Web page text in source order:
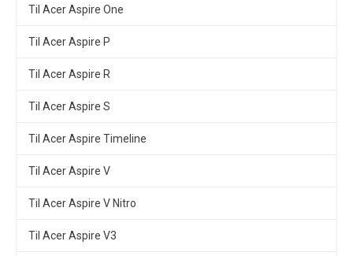
Til Acer Aspire One
Til Acer Aspire P
Til Acer Aspire R
Til Acer Aspire S
Til Acer Aspire Timeline
Til Acer Aspire V
Til Acer Aspire V Nitro
Til Acer Aspire V3